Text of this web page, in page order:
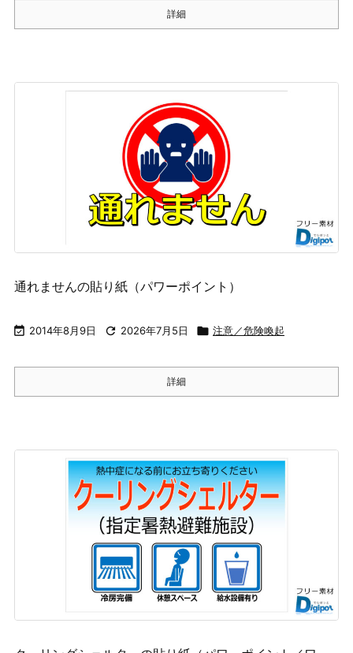
詳細
通れませんの貼り紙（パワーポイント）
 2014年8月9日  2026年7月5日  注意／危険喚起
詳細